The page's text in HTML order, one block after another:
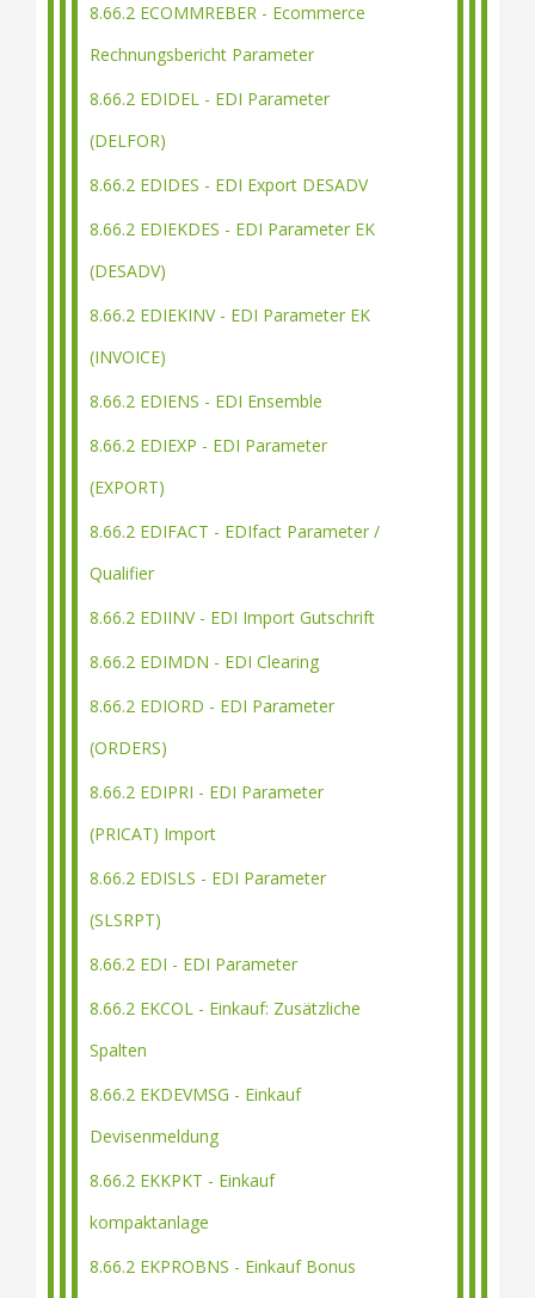
8.66.2 ECOMMREBER - Ecommerce
Rechnungsbericht Parameter
8.66.2 EDIDEL - EDI Parameter
(DELFOR)
8.66.2 EDIDES - EDI Export DESADV
8.66.2 EDIEKDES - EDI Parameter EK
(DESADV)
8.66.2 EDIEKINV - EDI Parameter EK
(INVOICE)
8.66.2 EDIENS - EDI Ensemble
8.66.2 EDIEXP - EDI Parameter
(EXPORT)
8.66.2 EDIFACT - EDIfact Parameter /
Qualifier
8.66.2 EDIINV - EDI Import Gutschrift
8.66.2 EDIMDN - EDI Clearing
8.66.2 EDIORD - EDI Parameter
(ORDERS)
8.66.2 EDIPRI - EDI Parameter
(PRICAT) Import
8.66.2 EDISLS - EDI Parameter
(SLSRPT)
8.66.2 EDI - EDI Parameter
8.66.2 EKCOL - Einkauf: Zusätzliche
Spalten
8.66.2 EKDEVMSG - Einkauf
Devisenmeldung
8.66.2 EKKPKT - Einkauf
kompaktanlage
8.66.2 EKPROBNS - Einkauf Bonus